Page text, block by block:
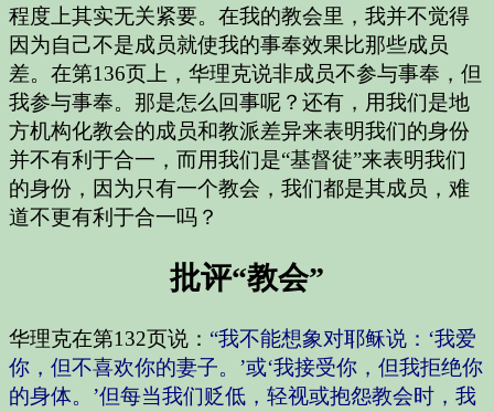
程度上其实无关紧要。在我的教会里，我并不觉得
因为自己不是成员就使我的事奉效果比那些成员
差。在第136页上，华理克说非成员不参与事奉，但
我参与事奉。那是怎么回事呢？还有，用我们是地
方机构化教会的成员和教派差异来表明我们的身份
并不有利于合一，而用我们是“基督徒”来表明我们
的身份，因为只有一个教会，我们都是其成员，难
道不更有利于合一吗？
批评“教会”
华理克在第132页说： “我不能想象对耶稣说：‘我爱
你，但不喜欢你的妻子。’或‘我接受你，但我拒绝你
的身体。’但每当我们贬低，轻视或抱怨教会时，我